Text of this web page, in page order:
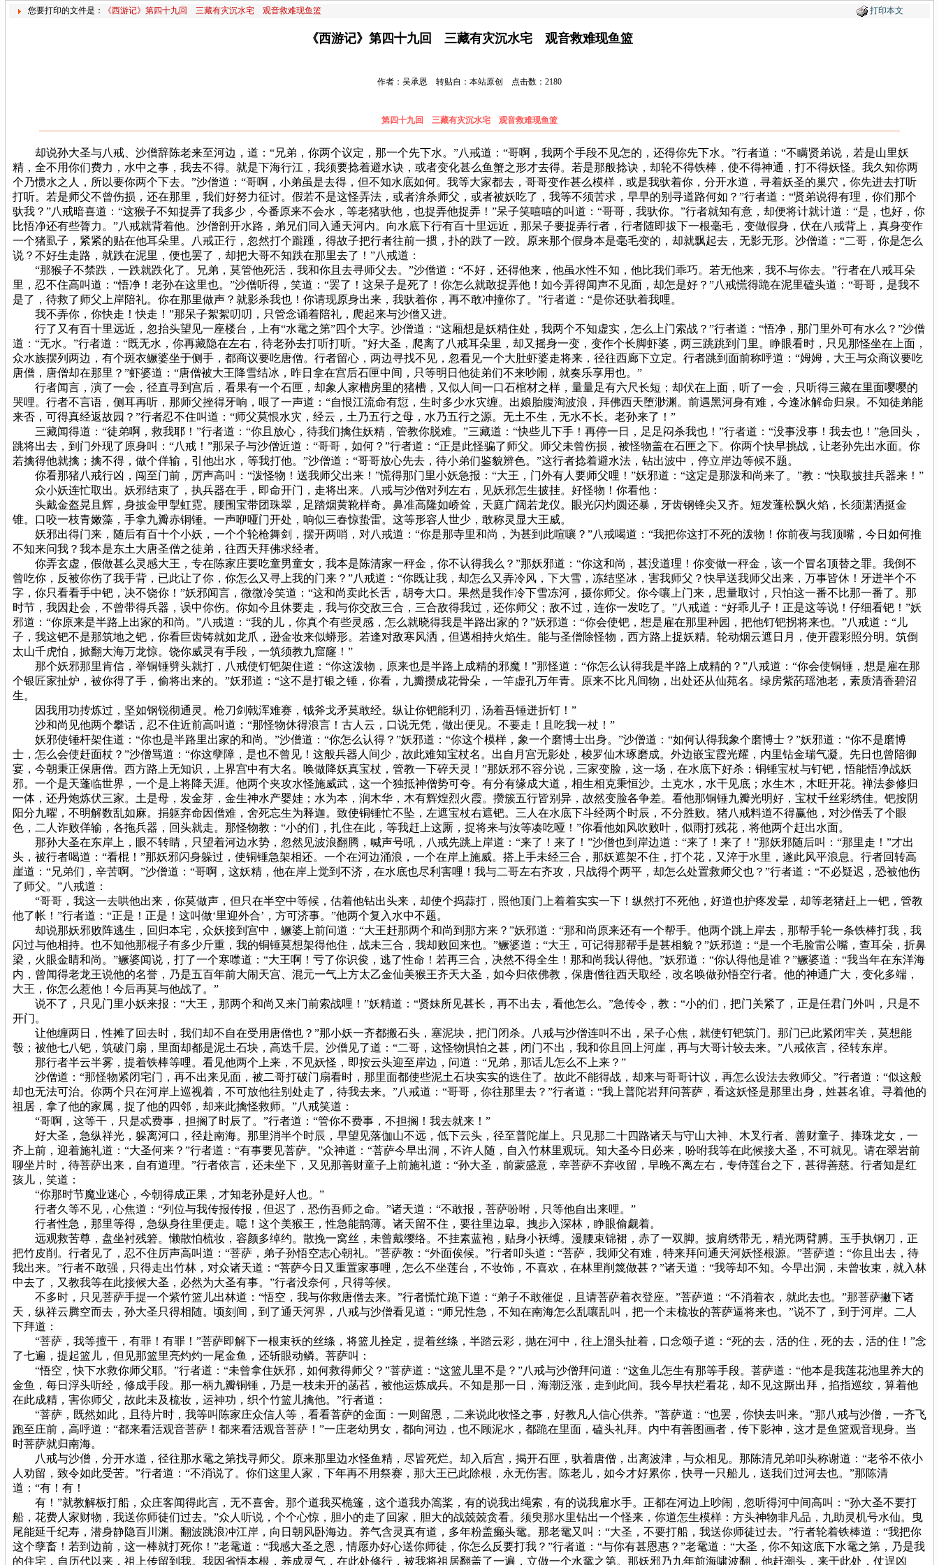
您要打印的文件是： 《西游记》第四十九回 三藏有灾沉水宅 观音救难现鱼篮 打印本文
《西游记》第四十九回 三藏有灾沉水宅 观音救难现鱼篮
作者：吴承恩 转贴自：本站原创 点击数：2180
第四十九回 三藏有灾沉水宅 观音救难现鱼篮
却说孙大圣与八戒、沙僧辞陈老来至河边，道：“兄弟，你两个议定，那一个先下水。”八戒道：“哥啊，我两个手段不见怎的，还得你先下水。”行者道：“不瞒贤弟说，若是山里妖
精，全不用你们费力，水中之事，我去不得。就是下海行江，我须要捻着避水诀，或者变化甚么鱼蟹之形才去得。若是那般捻诀，却轮不得铁棒，使不得神通，打不得妖怪。我久知你两
个乃惯水之人，所以要你两个下去。”沙僧道：“哥啊，小弟虽是去得，但不知水底如何。我等大家都去，哥哥变作甚么模样，或是我驮着你，分开水道，寻着妖圣的巢穴，你先进去打听
打听。若是师父不曾伤损，还在那里，我们好努力征讨。假若不是这怪弄法，或者渰杀师父，或者被妖吃了，我等不须苦求，早早的别寻道路何如？”行者道：“贤弟说得有理，你们那个
驮我？”八戒暗喜道：“这猴子不知捉弄了我多少，今番原来不会水，等老猪驮他，也捉弄他捉弄！”呆子笑嘻嘻的叫道：“哥哥，我驮你。”行者就知有意，却便将计就计道：“是，也好，你
比悟净还有些膂力。”八戒就背着他。沙僧剖开水路，弟兄们同入通天河内。向水底下行有百十里远近，那呆子要捉弄行者，行者随即拔下一根毫毛，变做假身，伏在八戒背上，真身变作
一个猪虱子，紧紧的贴在他耳朵里。八戒正行，忽然打个躘踵，得故子把行者往前一掼，扑的跌了一跤。原来那个假身本是毫毛变的，却就飘起去，无影无形。沙僧道：“二哥，你是怎么
说？不好生走路，就跌在泥里，便也罢了，却把大哥不知跌在那里去了！”八戒道：
“那猴子不禁跌，一跌就跌化了。兄弟，莫管他死活，我和你且去寻师父去。”沙僧道：“不好，还得他来，他虽水性不知，他比我们乖巧。若无他来，我不与你去。”行者在八戒耳朵
里，忍不住高叫道：“悟净！老孙在这里也。”沙僧听得，笑道：“罢了！这呆子是死了！你怎么就敢捉弄他！如今弄得闻声不见面，却怎是好？”八戒慌得跪在泥里磕头道：“哥哥，是我不
是了，待救了师父上岸陪礼。你在那里做声？就影杀我也！你请现原身出来，我驮着你，再不敢冲撞你了。”行者道：“是你还驮着我哩。
我不弄你，你快走！快走！”那呆子絮絮叨叨，只管念诵着陪礼，爬起来与沙僧又进。
行了又有百十里远近，忽抬头望见一座楼台，上有“水鼋之第”四个大字。沙僧道：“这厢想是妖精住处，我两个不知虚实，怎么上门索战？”行者道：“悟净，那门里外可有水么？”沙僧
道：“无水。”行者道：“既无水，你再藏隐在左右，待老孙去打听打听。”好大圣，爬离了八戒耳朵里，却又摇身一变，变作个长脚虾婆，两三跳跳到门里。睁眼看时，只见那怪坐在上面，
众水族摆列两边，有个斑衣鳜婆坐于侧手，都商议要吃唐僧。行者留心，两边寻找不见，忽看见一个大肚虾婆走将来，径往西廊下立定。行者跳到面前称呼道：“姆姆，大王与众商议要吃
唐僧，唐僧却在那里？”虾婆道：“唐僧被大王降雪结冰，昨日拿在宫后石匣中间，只等明日他徒弟们不来吵闹，就奏乐享用也。”
行者闻言，演了一会，径直寻到宫后，看果有一个石匣，却象人家槽房里的猪槽，又似人间一口石棺材之样，量量足有六尺长短；却伏在上面，听了一会，只听得三藏在里面嘤嘤的
哭哩。行者不言语，侧耳再听，那师父挫得牙响，哏了一声道：“自恨江流命有愆，生时多少水灾缠。出娘胎腹淘波浪，拜佛西天堕渺渊。前遇黑河身有难，今逢冰解命归泉。不知徒弟能
来否，可得真经返故园？”行者忍不住叫道：“师父莫恨水灾，经云，土乃五行之母，水乃五行之源。无土不生，无水不长。老孙来了！”
三藏闻得道：“徒弟啊，救我耶！”行者道：“你且放心，待我们擒住妖精，管教你脱难。”三藏道：“快些儿下手！再停一日，足足闷杀我也！”行者道：“没事没事！我去也！”急回头，
跳将出去，到门外现了原身叫：“八戒！”那呆子与沙僧近道：“哥哥，如何？”行者道：“正是此怪骗了师父。师父未曾伤损，被怪物盖在石匣之下。你两个快早挑战，让老孙先出水面。你
若擒得他就擒；擒不得，做个佯输，引他出水，等我打他。”沙僧道：“哥哥放心先去，待小弟们鉴貌辨色。”这行者捻着避水法，钻出波中，停立岸边等候不题。
你看那猪八戒行凶，闯至门前，厉声高叫：“泼怪物！送我师父出来！”慌得那门里小妖急报：“大王，门外有人要师父哩！”妖邪道：“这定是那泼和尚来了。”教：“快取披挂兵器来！”
众小妖连忙取出。妖邪结束了，执兵器在手，即命开门，走将出来。八戒与沙僧对列左右，见妖邪怎生披挂。好怪物！你看他：
头戴金盔晃且辉，身披金甲掣虹霓。腰围宝带团珠翠，足踏烟黄靴样奇。鼻准高隆如峤耸，天庭广阔若龙仪。眼光闪灼圆还暴，牙齿钢锋尖又齐。短发蓬松飘火焰，长须潇洒挺金
锥。口咬一枝青嫩藻，手拿九瓣赤铜锤。一声咿哑门开处，响似三春惊蛰雷。这等形容人世少，敢称灵显大王威。
妖邪出得门来，随后有百十个小妖，一个个轮枪舞剑，摆开两哨，对八戒道：“你是那寺里和尚，为甚到此喧嚷？”八戒喝道：“我把你这打不死的泼物！你前夜与我顶嘴，今日如何推
不知来问我？我本是东土大唐圣僧之徒弟，往西天拜佛求经者。
你弄玄虚，假做甚么灵感大王，专在陈家庄要吃童男童女，我本是陈清家一秤金，你不认得我么？”那妖邪道：“你这和尚，甚没道理！你变做一秤金，该一个冒名顶替之罪。我倒不
曾吃你，反被你伤了我手背，已此让了你，你怎么又寻上我的门来？”八戒道：“你既让我，却怎么又弄冷风，下大雪，冻结坚冰，害我师父？快早送我师父出来，万事皆休！牙迸半个不
字，你只看看手中钯，决不饶你！”妖邪闻言，微微冷笑道：“这和尚卖此长舌，胡夸大口。果然是我作冷下雪冻河，摄你师父。你今嚷上门来，思量取讨，只怕这一番不比那一番了。那
时节，我因赴会，不曾带得兵器，误中你伤。你如今且休要走，我与你交敌三合，三合敌得我过，还你师父；敌不过，连你一发吃了。”八戒道：“好乖儿子！正是这等说！仔细看钯！”妖
邪道：“你原来是半路上出家的和尚。”八戒道：“我的儿，你真个有些灵感，怎么就晓得我是半路出家的？”妖邪道：“你会使钯，想是雇在那里种园，把他钉钯拐将来也。”八戒道：“儿
子，我这钯不是那筑地之钯，你看巨齿铸就如龙爪，逊金妆来似蟒形。若逢对敌寒风洒，但遇相持火焰生。能与圣僧除怪物，西方路上捉妖精。轮动烟云遮日月，使开霞彩照分明。筑倒
太山千虎怕，掀翻大海万龙惊。饶你威灵有手段，一筑须教九窟窿！”
那个妖邪那里肯信，举铜锤劈头就打，八戒使钉钯架住道：“你这泼物，原来也是半路上成精的邪魔！”那怪道：“你怎么认得我是半路上成精的？”八戒道：“你会使铜锤，想是雇在那
个银匠家扯炉，被你得了手，偷将出来的。”妖邪道：“这不是打银之锤，你看，九瓣攒成花骨朵，一竿虚孔万年青。原来不比凡间物，出处还从仙苑名。绿房紫菂瑶池老，素质清香碧沼
生。
因我用功抟炼过，坚如钢锐彻通灵。枪刀剑戟浑难赛，钺斧戈矛莫敢经。纵让你钯能利刃，汤着吾锤迸折钉！”
沙和尚见他两个攀话，忍不住近前高叫道：“那怪物休得浪言！古人云，口说无凭，做出便见。不要走！且吃我一杖！”
妖邪使锤杆架住道：“你也是半路里出家的和尚。”沙僧道：“你怎么认得？”妖邪道：“你这个模样，象一个磨博士出身。”沙僧道：“如何认得我象个磨博士？”妖邪道：“你不是磨博
士，怎么会使赶面杖？”沙僧骂道：“你这孽障，是也不曾见！这般兵器人间少，故此难知宝杖名。出自月宫无影处，梭罗仙木琢磨成。外边嵌宝霞光耀，内里钻金瑞气凝。先日也曾陪御
宴，今朝秉正保唐僧。西方路上无知识，上界宫中有大名。唤做降妖真宝杖，管教一下碎天灵！”那妖邪不容分说，三家变脸，这一场，在水底下好杀：铜锤宝杖与钉钯，悟能悟净战妖
邪。一个是天蓬临世界，一个是上将降天涯。他两个夹攻水怪施威武，这一个独抵神僧势可夸。有分有缘成大道，相生相克秉恒沙。土克水，水干见底；水生木，木旺开花。禅法参修归
一体，还丹炮炼伏三家。土是母，发金芽，金生神水产婴娃；水为本，润木华，木有辉煌烈火霞。攒簇五行皆别异，故然变脸各争差。看他那铜锤九瓣光明好，宝杖千丝彩绣佳。钯按阴
阳分九曜，不明解数乱如麻。捐躯弃命因僧难，舍死忘生为释迦。致使铜锤忙不坠，左遮宝杖右遮钯。三人在水底下斗经两个时辰，不分胜败。猪八戒料道不得赢他，对沙僧丢了个眼
色，二人诈败佯输，各拖兵器，回头就走。那怪物教：“小的们，扎住在此，等我赶上这厮，捉将来与汝等凑吃哑！”你看他如风吹败叶，似雨打残花，将他两个赶出水面。
那孙大圣在东岸上，眼不转睛，只望着河边水势，忽然见波浪翻腾，喊声号吼，八戒先跳上岸道：“来了！来了！”沙僧也到岸边道：“来了！来了！”那妖邪随后叫：“那里走！”才出
头，被行者喝道：“看棍！”那妖邪闪身躲过，使铜锤急架相还。一个在河边涌浪，一个在岸上施威。搭上手未经三合，那妖遮架不住，打个花，又淬于水里，遂此风平浪息。行者回转高
崖道：“兄弟们，辛苦啊。”沙僧道：“哥啊，这妖精，他在岸上觉到不济，在水底也尽利害哩！我与二哥左右齐攻，只战得个两平，却怎么处置救师父也？”行者道：“不必疑迟，恐被他伤
了师父。”八戒道：
“哥哥，我这一去哄他出来，你莫做声，但只在半空中等候，估着他钻出头来，却使个捣蒜打，照他顶门上着着实实一下！纵然打不死他，好道也护疼发晕，却等老猪赶上一钯，管教
他了帐！”行者道：“正是！正是！这叫做‘里迎外合’，方可济事。”他两个复入水中不题。
却说那妖邪败阵逃生，回归本宅，众妖接到宫中，鳜婆上前问道：“大王赶那两个和尚到那方来？”妖邪道：“那和尚原来还有一个帮手。他两个跳上岸去，那帮手轮一条铁棒打我，我
闪过与他相持。也不知他那棍子有多少斤重，我的铜锤莫想架得他住，战未三合，我却败回来也。”鳜婆道：“大王，可记得那帮手是甚相貌？”妖邪道：“是一个毛脸雷公嘴，查耳朵，折鼻
梁，火眼金睛和尚。”鳜婆闻说，打了一个寒噤道：“大王啊！亏了你识俊，逃了性命！若再三合，决然不得全生！那和尚我认得他。”妖邪道：“你认得他是谁？”鳜婆道：“我当年在东洋海
内，曾闻得老龙王说他的名誉，乃是五百年前大闹天宫、混元一气上方太乙金仙美猴王齐天大圣，如今归依佛教，保唐僧往西天取经，改名唤做孙悟空行者。他的神通广大，变化多端，
大王，你怎么惹他！今后再莫与他战了。”
说不了，只见门里小妖来报：“大王，那两个和尚又来门前索战哩！”妖精道：“贤妹所见甚长，再不出去，看他怎么。”急传令，教：“小的们，把门关紧了，正是任君门外叫，只是不
开门。
让他缠两日，性摊了回去时，我们却不自在受用唐僧也？”那小妖一齐都搬石头，塞泥块，把门闭杀。八戒与沙僧连叫不出，呆子心焦，就使钉钯筑门。那门已此紧闭牢关，莫想能
彀；被他七八钯，筑破门扇，里面却都是泥土石块，高迭千层。沙僧见了道：“二哥，这怪物惧怕之甚，闭门不出，我和你且回上河崖，再与大哥计较去来。”八戒依言，径转东岸。
那行者半云半雾，提着铁棒等哩。看见他两个上来，不见妖怪，即按云头迎至岸边，问道：“兄弟，那话儿怎么不上来？”
沙僧道：“那怪物紧闭宅门，再不出来见面，被二哥打破门扇看时，那里面都使些泥土石块实实的迭住了。故此不能得战，却来与哥哥计议，再怎么设法去救师父。”行者道：“似这般
却也无法可治。你两个只在河岸上巡视着，不可放他往别处走了，待我去来。”八戒道：“哥哥，你往那里去？”行者道：“我上普陀岩拜问菩萨，看这妖怪是那里出身，姓甚名谁。寻着他的
祖居，拿了他的家属，捉了他的四邻，却来此擒怪救师。”八戒笑道：
“哥啊，这等干，只是忒费事，担搁了时辰了。”行者道：“管你不费事，不担搁！我去就来！”
好大圣，急纵祥光，躲离河口，径赴南海。那里消半个时辰，早望见落伽山不远，低下云头，径至普陀崖上。只见那二十四路诸天与守山大神、木叉行者、善财童子、捧珠龙女，一
齐上前，迎着施礼道：“大圣何来？”行者道：“有事要见菩萨。”众神道：“菩萨今早出洞，不许人随，自入竹林里观玩。知大圣今日必来，吩咐我等在此候接大圣，不可就见。请在翠岩前
聊坐片时，待菩萨出来，自有道理。”行者依言，还未坐下，又见那善财童子上前施礼道：“孙大圣，前蒙盛意，幸菩萨不弃收留，早晚不离左右，专侍莲台之下，甚得善慈。行者知是红
孩儿，笑道：
“你那时节魔业迷心，今朝得成正果，才知老孙是好人也。”
行者久等不见，心焦道：“列位与我传报传报，但迟了，恐伤吾师之命。”诸天道：“不敢报，菩萨吩咐，只等他自出来哩。”
行者性急，那里等得，急纵身往里便走。噫！这个美猴王，性急能鹊薄。诸天留不住，要往里边皐。拽步入深林，睁眼偷觑着。
远观救苦尊，盘坐衬残箬。懒散怕梳妆，容颜多绰约。散挽一窝丝，未曾戴缨络。不挂素蓝袍，贴身小袄缚。漫腰束锦裙，赤了一双脚。披肩绣带无，精光两臂膊。玉手执钢刀，正
把竹皮削。行者见了，忍不住厉声高叫道：“菩萨，弟子孙悟空志心朝礼。”菩萨教：“外面俟候。”行者叩头道：“菩萨，我师父有难，特来拜问通天河妖怪根源。”菩萨道：“你且出去，待
我出来。”行者不敢强，只得走出竹林，对众诸天道：“菩萨今日又重置家事哩，怎么不坐莲台，不妆饰，不喜欢，在林里削篾做甚？”诸天道：“我等却不知。今早出洞，未曾妆束，就入林
中去了，又教我等在此接候大圣，必然为大圣有事。”行者没奈何，只得等候。
不多时，只见菩萨手提一个紫竹篮儿出林道：“悟空，我与你救唐僧去来。”行者慌忙跪下道：“弟子不敢催促，且请菩萨着衣登座。”菩萨道：“不消着衣，就此去也。”那菩萨撇下诸
天，纵祥云腾空而去，孙大圣只得相随。顷刻间，到了通天河界，八戒与沙僧看见道：“师兄性急，不知在南海怎么乱嚷乱叫，把一个未梳妆的菩萨逼将来也。”说不了，到于河岸。二人
下拜道：
“菩萨，我等擅干，有罪！有罪！”菩萨即解下一根束袄的丝绦，将篮儿拴定，提着丝绦，半踏云彩，抛在河中，往上溜头扯着，口念颂子道：“死的去，活的住，死的去，活的住！”念
了七遍，提起篮儿，但见那篮里亮灼灼一尾金鱼，还斩眼动鳞。菩萨叫：
“悟空，快下水救你师父耶。”行者道：“未曾拿住妖邪，如何救得师父？”菩萨道：“这篮儿里不是？”八戒与沙僧拜问道：“这鱼儿怎生有那等手段。菩萨道：“他本是我莲花池里养大的
金鱼，每日浮头听经，修成手段。那一柄九瓣铜锤，乃是一枝未开的菡萏，被他运炼成兵。不知是那一日，海潮泛涨，走到此间。我今早扶栏看花，却不见这厮出拜，掐指巡纹，算着他
在此成精，害你师父，故此未及梳妆，运神功，织个竹篮儿擒他。”行者道：
“菩萨，既然如此，且待片时，我等叫陈家庄众信人等，看看菩萨的金面：一则留恩，二来说此收怪之事，好教凡人信心供养。”菩萨道：“也罢，你快去叫来。”那八戒与沙僧，一齐飞
跑至庄前，高呼道：“都来看活观音菩萨！都来看活观音菩萨！”一庄老幼男女，都向河边，也不顾泥水，都跪在里面，磕头礼拜。内中有善图画者，传下影神，这才是鱼篮观音现身。当
时菩萨就归南海。
八戒与沙僧，分开水道，径往那水鼋之第找寻师父。原来那里边水怪鱼精，尽皆死烂。却入后宫，揭开石匣，驮着唐僧，出离波津，与众相见。那陈清兄弟叩头称谢道：“老爷不依小
人劝留，致令如此受苦。”行者道：“不消说了。你们这里人家，下年再不用祭赛，那大王已此除根，永无伤害。陈老儿，如今才好累你，快寻一只船儿，送我们过河去也。”那陈清
道：“有！有！
有！”就教解板打船，众庄客闻得此言，无不喜舍。那个道我买桅篷，这个道我办篙桨，有的说我出绳索，有的说我雇水手。正都在河边上吵闹，忽听得河中间高叫：“孙大圣不要打
船，花费人家财物，我送你师徒们过去。”众人听说，个个心惊，胆小的走了回家，胆大的战兢兢贪看。须臾那水里钻出一个怪来，你道怎生模样：方头神物非凡品，九助灵机号水仙。曳
尾能延千纪寿，潜身静隐百川渊。翻波跳浪冲江岸，向日朝风卧海边。养气含灵真有道，多年粉盖癞头鼋。那老鼋又叫：“大圣，不要打船，我送你师徒过去。”行者轮着铁棒道：“我把你
这个孽畜！若到边前，这一棒就打死你！”老鼋道：“我感大圣之恩，情愿办好心送你师徒，你怎么反要打我？”行者道：“与你有甚恩惠？”老鼋道：“大圣，你不知这底下水鼋之第，乃是我
的住宅，自历代以来，祖上传留到我。我因省悟本根，养成灵气，在此处修行，被我将祖居翻盖了一遍，立做一个水鼋之第。那妖邪乃九年前海啸波翻，他赶潮头，来于此处，仗逞凶